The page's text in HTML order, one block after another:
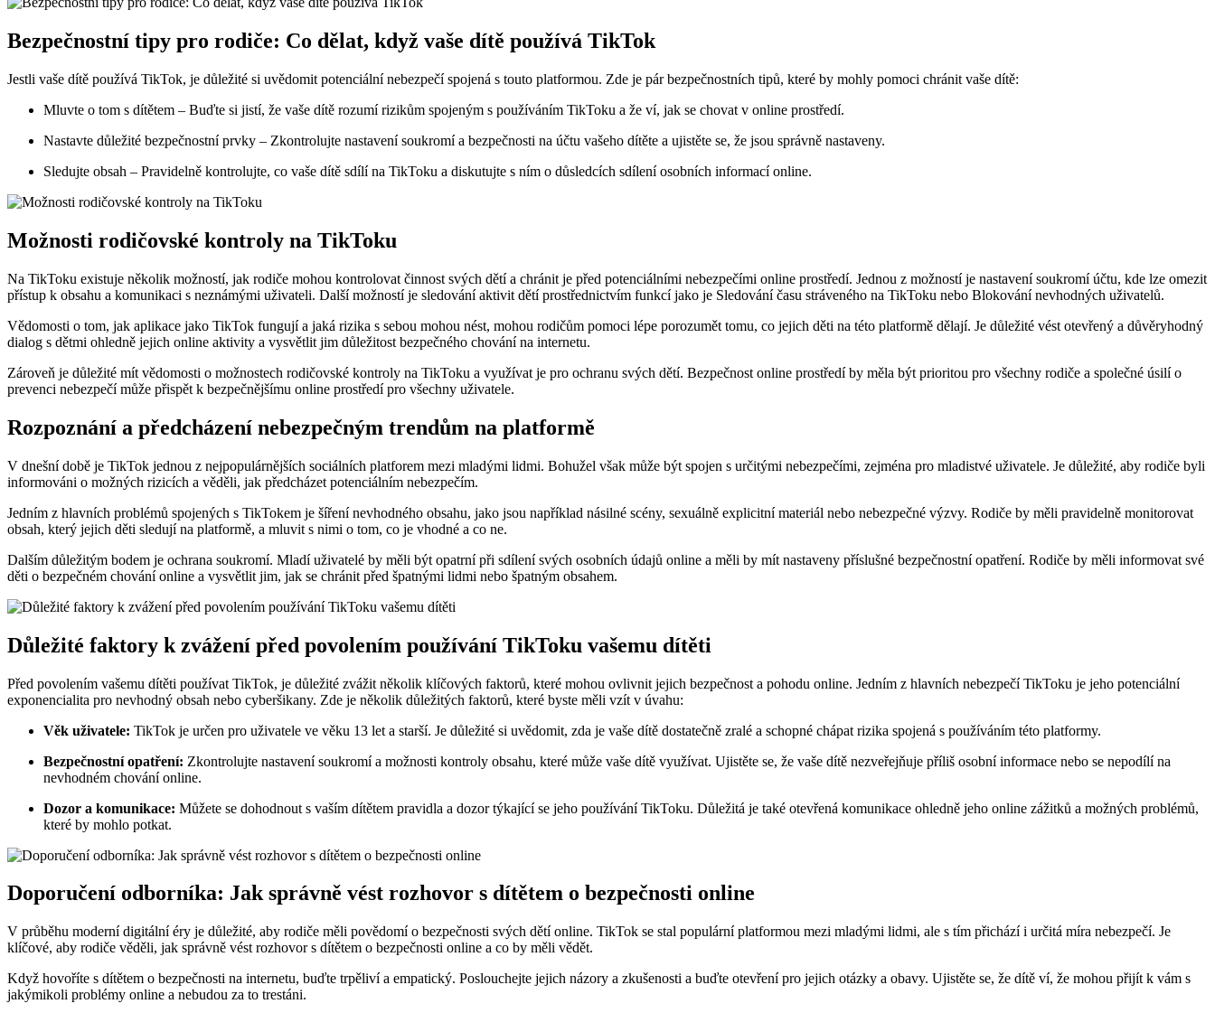
Bezpečnostní tipy pro rodiče: Co dělat, když vaše dítě používá TikTok
Jestli vaše dítě používá TikTok, je důležité si uvědomit potenciální nebezpečí spojená s touto platformou. Zde je pár bezpečnostních tipů, které by mohly pomoci chránit vaše dítě:
Mluvte o tom s dítětem – Buďte si jistí, že vaše dítě rozumí rizikům spojeným s používáním TikToku a že ví, jak se chovat v online prostředí.
Nastavte důležité bezpečnostní prvky – Zkontrolujte nastavení soukromí a bezpečnosti na účtu vašeho dítěte a ujistěte se, že jsou správně nastaveny.
Sledujte obsah – Pravidelně kontrolujte, co vaše dítě sdílí na TikToku a diskutujte s ním o důsledcích sdílení osobních informací online.
Možnosti rodičovské kontroly na TikToku
Na TikToku existuje několik možností, jak rodiče mohou kontrolovat činnost svých dětí a chránit je před potenciálními nebezpečími online prostředí. Jednou z možností je nastavení soukromí účtu, kde lze omezit
přístup k obsahu a komunikaci s neznámými uživateli. Další možností je sledování aktivit dětí prostřednictvím funkcí jako je Sledování času stráveného na TikToku nebo Blokování nevhodných uživatelů.
Vědomosti o tom, jak aplikace jako TikTok fungují a jaká rizika s sebou mohou nést, mohou rodičům pomoci lépe porozumět tomu, co jejich děti na této platformě dělají. Je důležité vést otevřený a důvěryhodný
dialog s dětmi ohledně jejich online aktivity a vysvětlit jim důležitost bezpečného chování na internetu.
Zároveň je důležité mít vědomosti o možnostech rodičovské kontroly na TikToku a využívat je pro ochranu svých dětí. Bezpečnost online prostředí by měla být prioritou pro všechny rodiče a společné úsilí o
prevenci nebezpečí může přispět k bezpečnějšímu online prostředí pro všechny uživatele.
Rozpoznání a předcházení nebezpečným trendům na platformě
V dnešní době je TikTok jednou z nejpopulárnějších sociálních platforem mezi mladými lidmi. Bohužel však může být spojen s určitými nebezpečími, zejména pro mladistvé uživatele. Je důležité, aby rodiče byli
informováni o možných rizicích a věděli, jak předcházet potenciálním nebezpečím.
Jedním z hlavních problémů spojených s TikTokem je šíření nevhodného obsahu, jako jsou například násilné scény, sexuálně explicitní materiál nebo nebezpečné výzvy. Rodiče by měli pravidelně monitorovat
obsah, který jejich děti sledují na platformě, a mluvit s nimi o tom, co je vhodné a co ne.
Dalším důležitým bodem je ochrana soukromí. Mladí uživatelé by měli být opatrní při sdílení svých osobních údajů online a měli by mít nastaveny příslušné bezpečnostní opatření. Rodiče by měli informovat své
děti o bezpečném chování online a vysvětlit jim, jak se chránit před špatnými lidmi nebo špatným obsahem.
Důležité faktory k zvážení před povolením používání TikToku vašemu dítěti
Před povolením vašemu dítěti používat TikTok, je důležité zvážit několik klíčových faktorů, které mohou ovlivnit jejich bezpečnost a pohodu online. Jedním z hlavních nebezpečí TikToku je jeho potenciální
exponencialita pro nevhodný obsah nebo cyberšikany. Zde je několik důležitých faktorů, které byste měli vzít v úvahu:
Věk uživatele: TikTok je určen pro uživatele ve věku 13 let a starší. Je důležité si uvědomit, zda je vaše dítě dostatečně zralé a schopné chápat rizika spojená s používáním této platformy.
Bezpečnostní opatření: Zkontrolujte nastavení soukromí a možnosti kontroly obsahu, které může vaše dítě využívat. Ujistěte se, že vaše dítě nezveřejňuje příliš osobní informace nebo se nepodílí na
nevhodném chování online.
Dozor a komunikace: Můžete se dohodnout s vaším dítětem pravidla a dozor týkající se jeho používání TikToku. Důležitá je také otevřená komunikace ohledně jeho online zážitků a možných problémů,
které by mohlo potkat.
Doporučení odborníka: Jak správně vést rozhovor s dítětem o bezpečnosti online
V průběhu moderní digitální éry je důležité, aby rodiče měli povědomí o bezpečnosti svých dětí online. TikTok se stal populární platformou mezi mladými lidmi, ale s tím přichází i určitá míra nebezpečí. Je
klíčové, aby rodiče věděli, jak správně vést rozhovor s dítětem o bezpečnosti online a co by měli vědět.
Když hovoříte s dítětem o bezpečnosti na internetu, buďte trpěliví a empatický. Poslouchejte jejich názory a zkušenosti a buďte otevření pro jejich otázky a obavy. Ujistěte se, že dítě ví, že mohou přijít k vám s
jakýmikoli problémy online a nebudou za to trestáni.